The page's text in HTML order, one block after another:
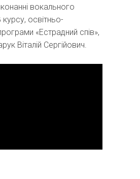
вокального
освітньо-
«Естрадний спів»,
Віталій Сергійович.